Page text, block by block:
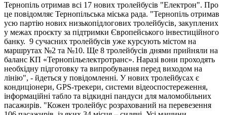
Тернопіль отримав всі 17 нових тролейбусів "Електрон". Про
це повідомляє Тернопільська міська рада. "Тернопіль отримав
усю партію нових низькопідлогових тролейбусів, закуплених
у межах проєкту за підтримки Європейського інвестиційного
банку. 9 сучасних тролейбусів уже курсують містом на
маршрутах №2 та №10. Ще 8 тролейбусів днями прийняли на
баланс КП «Тернопільелектротранс». Наразі вони проходять
необхідну підготовку та випробування перед виходом на
лінію", - йдеться у повідомленні. У нових тролейбусах є
кондиціонери, GPS-трекери, системи відеоспостереження,
інформаційні табло та відкидні пандуси для маломобільних
пасажирів. "Кожен тролейбус розрахований на перевезення